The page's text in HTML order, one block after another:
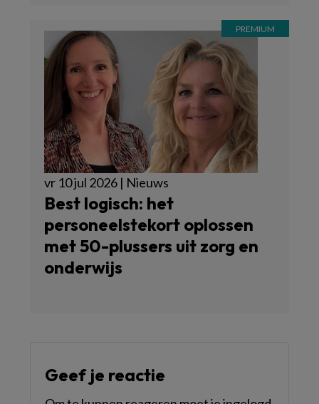
vr 10 jul 2026 | Nieuws
Best logisch: het
personeelstekort oplossen
met 50-plussers uit zorg en
onderwijs
Geef je reactie